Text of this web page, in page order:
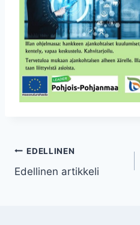
Artikkelien
selaus
EDELLINEN
Edellinen artikkeli